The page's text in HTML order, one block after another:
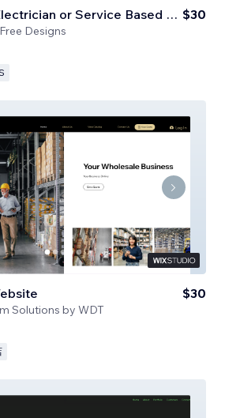
Handyman, Electrician or Service Based Business
Designs
$30
Solutions by WDT
$30